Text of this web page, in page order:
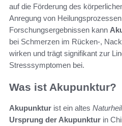
auf die Förderung des
Anregung von
Forschungsergebnissen kann
bei Schmerzen im Rücken-,
wirken und trägt signifikant zur
Stresssymptomen bei.
Was ist Akupunktur?
Akupunktur ist ein altes
Ursprung der Akupunktur in